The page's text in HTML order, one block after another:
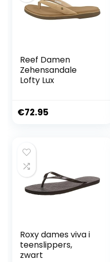
Reef Damen
Zehensandale
Lofty Lux
€72.95
Roxy dames viva i
teenslippers,
zwart